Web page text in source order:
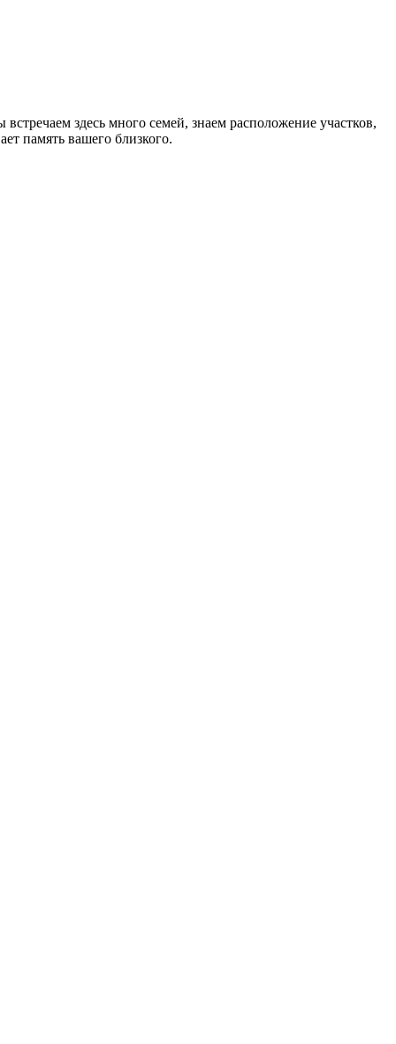
здесь много семей, знаем расположение участков,
память вашего близкого.